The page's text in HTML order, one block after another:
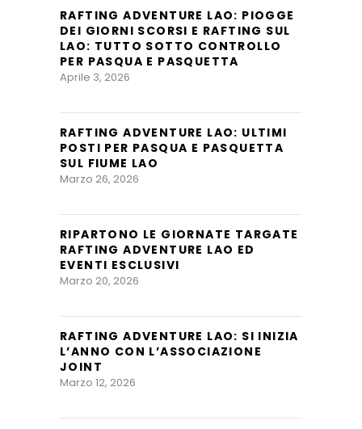
RAFTING ADVENTURE LAO: PIOGGE
DEI GIORNI SCORSI E RAFTING SUL
LAO: TUTTO SOTTO CONTROLLO
PER PASQUA E PASQUETTA
Aprile 3, 2026
RAFTING ADVENTURE LAO: ULTIMI
POSTI PER PASQUA E PASQUETTA
SUL FIUME LAO
Marzo 26, 2026
RIPARTONO LE GIORNATE TARGATE
RAFTING ADVENTURE LAO ED
EVENTI ESCLUSIVI
Marzo 20, 2026
RAFTING ADVENTURE LAO: SI INIZIA
L’ANNO CON L’ASSOCIAZIONE
JOINT
Marzo 12, 2026